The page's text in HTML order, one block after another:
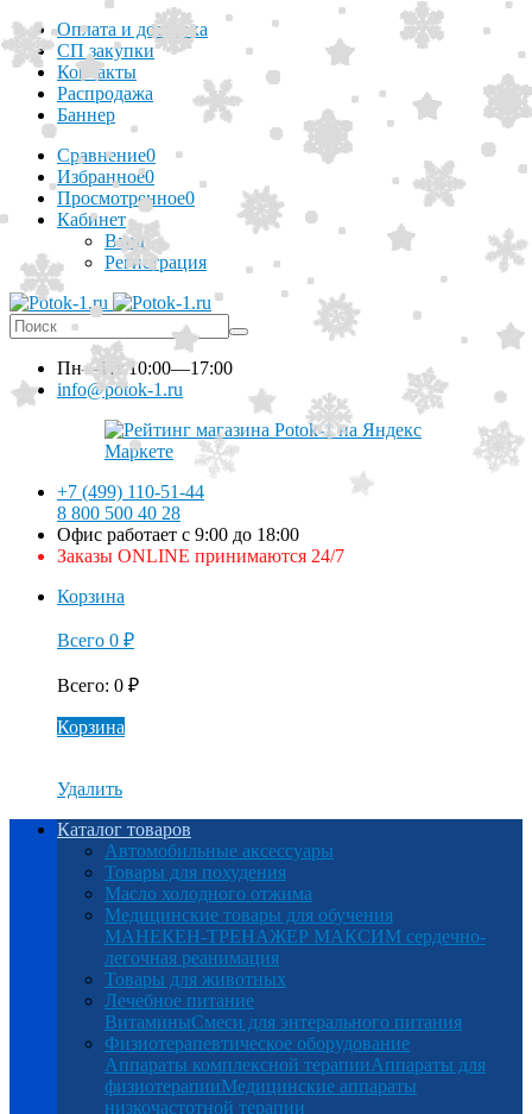
Оплата и доставка
СП закупки
Контакты
Распродажа
Баннер
Сравнение0
Избранное0
Просмотренное0
Кабинет
Вход
Регистрация
Пн—Пт10:00—17:00
info@potok-1.ru
+7 (499) 110-51-44
8 800 500 40 28
Офис работает с 9:00 до 18:00
Заказы ONLINE принимаются 24/7
Корзина
Всего 0 ₽
Всего: 0 ₽
Корзина
Удалить
Каталог товаров
Автомобильные аксессуары
Товары для похудения
Масло холодного отжима
Медицинские товары для обучения
МАНЕКЕН-ТРЕНАЖЕР МАКСИМ сердечно-
легочная реанимация
Товары для животных
Лечебное питание
ВитаминыСмеси для энтерального питания
Физиотерапевтическое оборудование
Аппараты комплексной терапииАппараты для
физиотерапииМедицинские аппараты
низкочастотной терапии